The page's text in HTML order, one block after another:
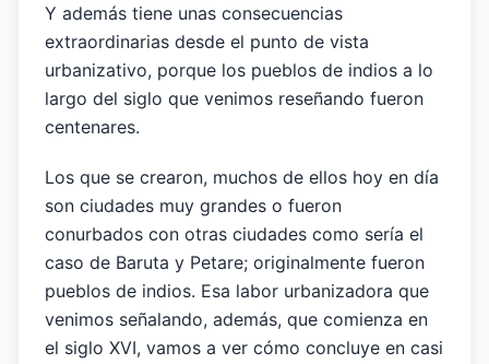
Y además tiene unas consecuencias
extraordinarias desde el punto de vista
urbanizativo, porque los pueblos de indios a lo
largo del siglo que venimos reseñando fueron
centenares.
Los que se crearon, muchos de ellos hoy en día
son ciudades muy grandes o fueron
conurbados con otras ciudades como sería el
caso de Baruta y Petare; originalmente fueron
pueblos de indios. Esa labor urbanizadora que
venimos señalando, además, que comienza en
el siglo XVI, vamos a ver cómo concluye en casi